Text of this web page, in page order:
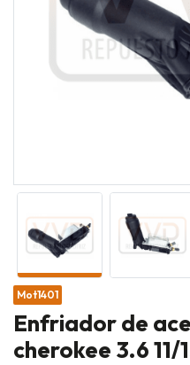
Mot1401
Enfriador de
cherokee 3.6 11/